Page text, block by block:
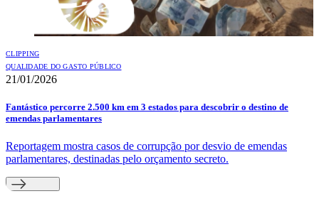
CLIPPING
QUALIDADE DO GASTO PÚBLICO
21/01/2026
Fantástico percorre 2.500 km em 3 estados para descobrir o destino de
emendas parlamentares
Reportagem mostra casos de corrupção por desvio de emendas
parlamentares, destinadas pelo orçamento secreto.